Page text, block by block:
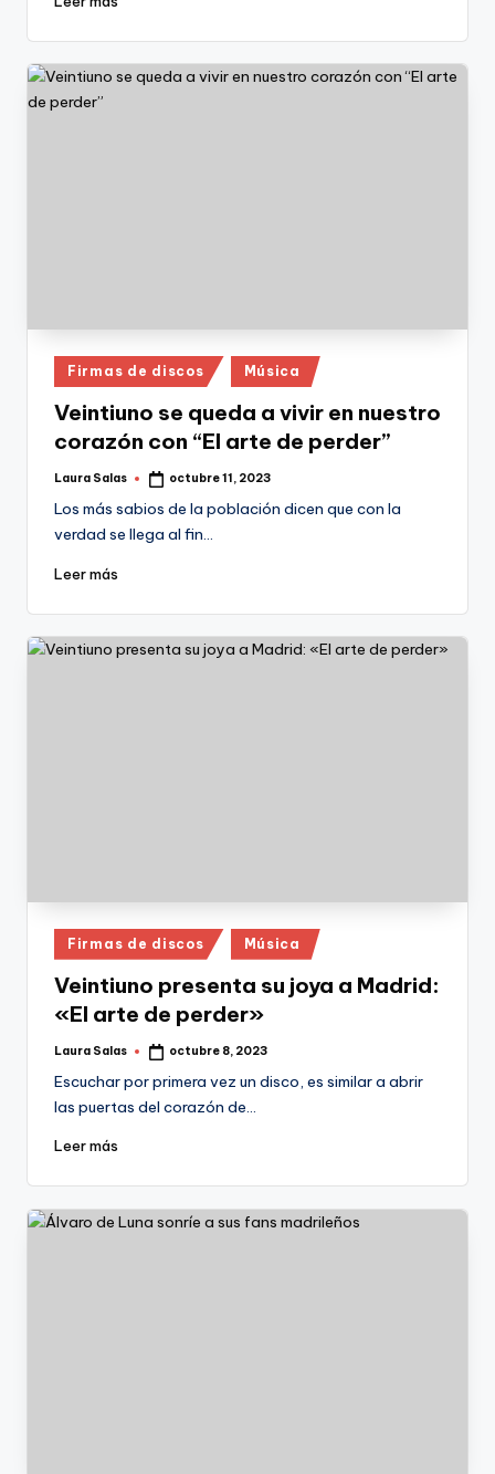
Publicado
en
Firmas de discos Música
Veintiuno se queda a vivir en nuestro
corazón con “El arte de perder”
Publicado
Laura Salas octubre 11, 2023
Los más sabios de la población dicen que con la
verdad se llega al fin…
Leer más
Publicado
en
Firmas de discos Música
Veintiuno presenta su joya a Madrid:
«El arte de perder»
Publicado
Laura Salas octubre 8, 2023
Escuchar por primera vez un disco, es similar a abrir
las puertas del corazón de…
Leer más